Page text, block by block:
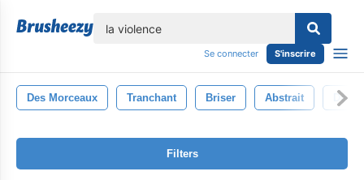
Se connecter S'inscrire
Des Morceaux Tranchant Briser Abstrait
Filters